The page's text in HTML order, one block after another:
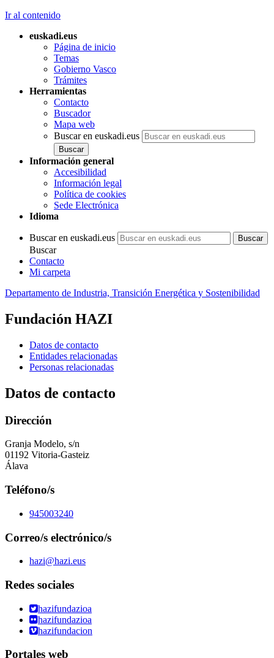
Ir al contenido
euskadi.eus
Página de inicio
Temas
Gobierno Vasco
Trámites
Herramientas
Contacto
Buscador
Mapa web
Buscar en euskadi.eus
Información general
Accesibilidad
Información legal
Política de cookies
Sede Electrónica
Idioma
Buscar en euskadi.eus
Buscar
Contacto
Mi carpeta
Departamento de Industria, Transición Energética y Sostenibilidad
Fundación HAZI
Datos de contacto
Entidades relacionadas
Personas relacionadas
Datos de contacto
Dirección
Granja Modelo, s/n
01192 Vitoria-Gasteiz
Álava
Teléfono/s
945003240
Correo/s electrónico/s
hazi@hazi.eus
Redes sociales
hazifundazioa
hazifundazioa
hazifundacion
Portales web